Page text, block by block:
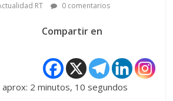
RT 0 comentarios
Compartir en
2 minutos, 10 segundos